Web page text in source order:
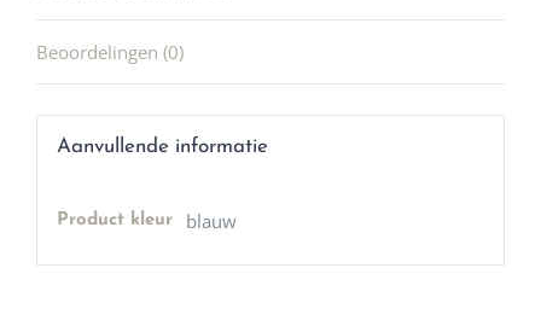
Beoordelingen (0)
Aanvullende informatie
Product kleur blauw